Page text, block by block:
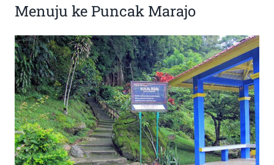
Menuju ke Puncak Marajo